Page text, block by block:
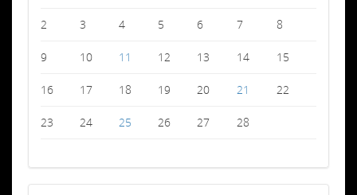
2 3 4 5 6 7 8
9 10 11 12 13 14 15
16 17 18 19 20 21 22
23 24 25 26 27 28